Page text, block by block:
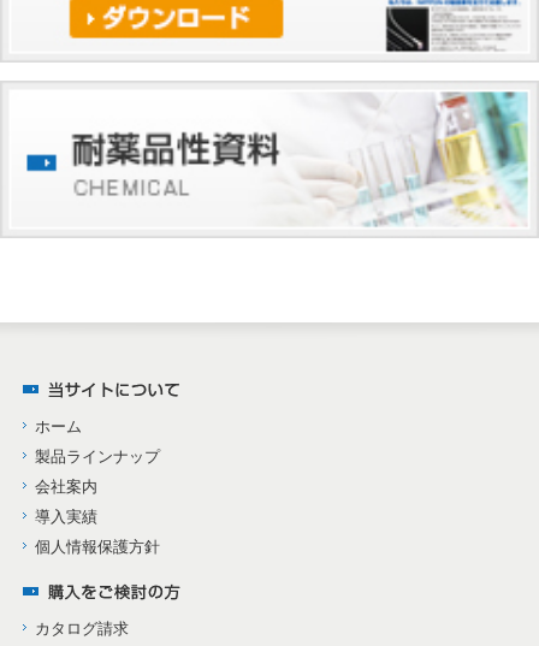
ホーム
製品ラインナップ
会社案内
導入実績
個人情報保護方針
カタログ請求